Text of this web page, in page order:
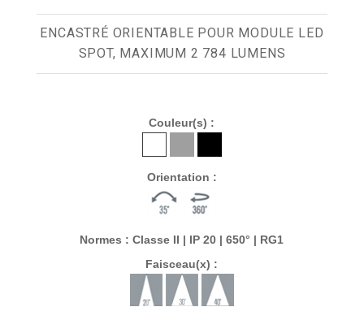
ENCASTRÉ ORIENTABLE POUR MODULE LED
SPOT, MAXIMUM 2 784 LUMENS
Couleur(s) :
Orientation :
Normes : Classe II | IP 20 | 650° | RG1
Faisceau(x) :